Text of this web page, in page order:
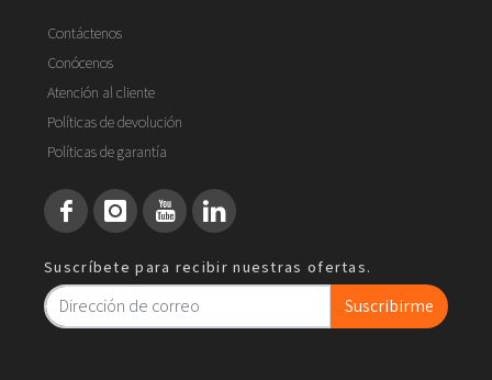
Contáctenos
Conócenos
Atención al cliente
Políticas de devolución
Políticas de garantía
Suscríbete para recibir nuestras ofertas.
Suscribirme